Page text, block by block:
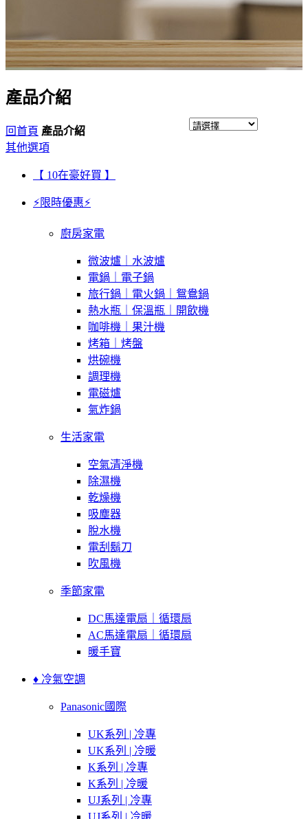
產品介紹
回首頁 產品介紹
其他選項
【 10在豪好買 】
⚡限時優惠⚡
廚房家電
微波爐｜水波爐
電鍋｜電子鍋
旅行鍋｜電火鍋｜鴛鴦鍋
熱水瓶｜保溫瓶｜開飲機
咖啡機｜果汁機
烤箱｜烤盤
烘碗機
調理機
電磁爐
氣炸鍋
生活家電
空氣清淨機
除濕機
乾燥機
吸塵器
脫水機
電刮鬍刀
吹風機
季節家電
DC馬達電扇｜循環扇
AC馬達電扇｜循環扇
暖手寶
♦ 冷氣空調
Panasonic國際
UK系列 | 冷專
UK系列 | 冷暖
K系列 | 冷專
K系列 | 冷暖
UJ系列 | 冷專
UJ系列 | 冷暖